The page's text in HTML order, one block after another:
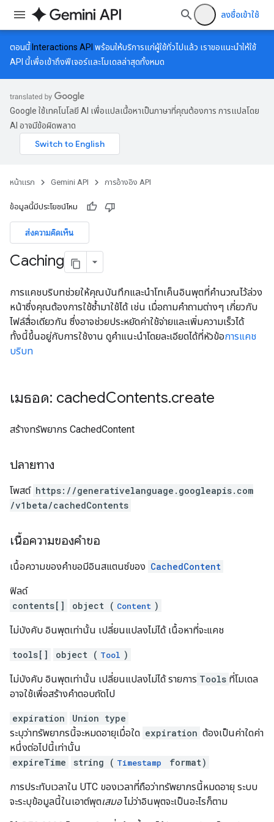
ลงชื่อเข้าใช้
ตอนนี้ Interactions API พร้อมให้บริการแก่ผู้ใช้ทั่วไปแล้ว เราขอแนะนำให้ใช้
API นี้เพื่อเข้าถึงฟีเจอร์และโมเดลล่าสุดทั้งหมด
Google ใช้เทคโนโลยี AI เพื่อแปลเนื้อหาเป็นภาษาที่คุณต้องการ การแปลโดย
AI อาจมีข้อผิดพลาด
หน้าแรก Gemini API การอ้างอิง API
ข้อมูลนี้มีประโยชน์ไหม
ส่งความคิดเห็น
Caching
การแคชบริบทช่วยให้คุณบันทึกและนำโทเค็นอินพุตที่คำนวณไว้ล่วง
หน้าซึ่งคุณต้องการใช้ซ้ำมาใช้ได้ เช่น เมื่อถามคำถามต่างๆ เกี่ยวกับ
ไฟล์สื่อเดียวกัน ซึ่งอาจช่วยประหยัดค่าใช้จ่ายและเพิ่มความเร็วได้
ทั้งนี้ขึ้นอยู่กับการใช้งาน ดูคำแนะนำโดยละเอียดได้ที่หัวข้อการแคช
บริบท
เมธอด: cachedContents.create
สร้างทรัพยากร CachedContent
ปลายทาง
โพสต์ https: / /generativelanguage.googleapis.com
/v1beta/cachedContents
เนื้อความของคำขอ
เนื้อความของคำขอมีอินสแตนซ์ของ CachedContent
ฟิลด์
contents[]
object ( Content )
ไม่บังคับ อินพุตเท่านั้น เปลี่ยนแปลงไม่ได้ เนื้อหาที่จะแคช
tools[] object ( Tool )
ไม่บังคับ อินพุตเท่านั้น เปลี่ยนแปลงไม่ได้ รายการ Tools ที่โมเดล
อาจใช้เพื่อสร้างคำตอบถัดไป
expiration
Union type
ระบุว่าทรัพยากรนี้จะหมดอายุเมื่อใด expiration ต้องเป็นค่าใดค่า
หนึ่งต่อไปนี้เท่านั้น
expireTime
string ( Timestamp format)
การประทับเวลาใน UTC ของเวลาที่ถือว่าทรัพยากรนี้หมดอายุ ระบบ
จะระบุข้อมูลนี้ในเอาต์พุตเสมอไม่ว่าอินพุตจะเป็นอะไรก็ตาม